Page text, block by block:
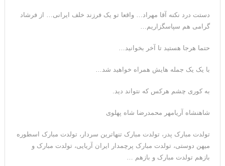
دستت درد نکنه آقا مهراد… واقعا تو یک فرزند خلف ایرانی… از فرشاد
گرامی هم سپاسگزاریم…
حتما هرجا هستید تا آخر بخوانید…
با یک یک جمله هایش همراه خواهید شد…
به کوری چشم هرکس که نتواند دید.
شاهنشاه آریامهر محمدرضا شاه پهلوی
تولدت مبارک پدر، تولدت مبارک تنهاترین سردار، تولدت مبارک اسطوره
میهن دوستی، تولدت مبارک پرچمدار ایران آریایی، تولدت مبارک و
بازهم تولدت مبارک و بازهم …